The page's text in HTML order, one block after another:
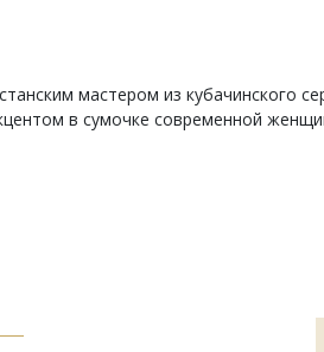
мастером из кубачинского
в сумочке современной